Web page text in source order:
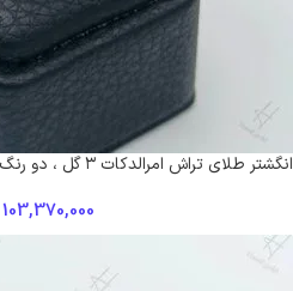
انگشتر طلای تراش امرالدکات ۳ گل ، دو رنگ سفید و رزگلد
103,370,000